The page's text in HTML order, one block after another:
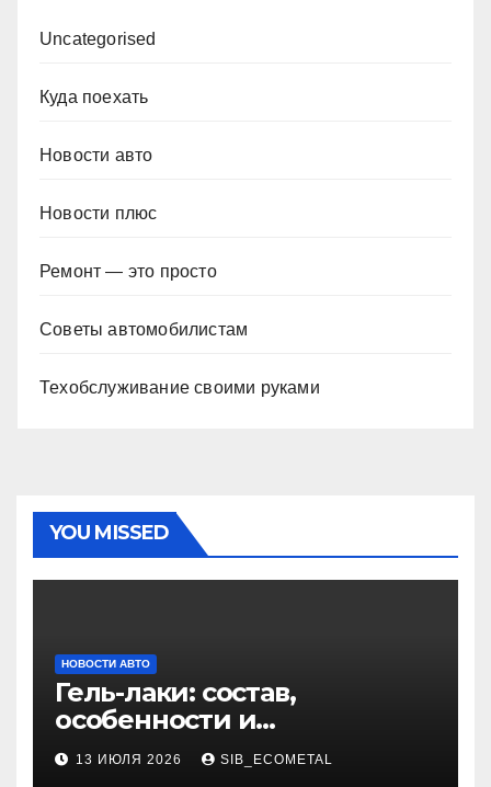
Uncategorised
Куда поехать
Новости авто
Новости плюс
Ремонт — это просто
Советы автомобилистам
Техобслуживание своими руками
YOU MISSED
НОВОСТИ АВТО
Гель-лаки: состав,
особенности и
применение в маникюре
13 ИЮЛЯ 2026 SIB_ECOMETAL